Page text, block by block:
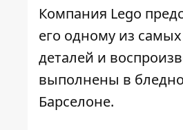
Компания Lego
его одному из
деталей и
выполнены в
Барселоне.